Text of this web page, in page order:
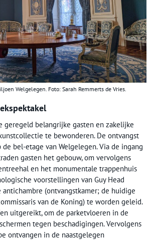
Welgelegen. Foto: Sarah Remmerts de Vries.
geregeld belangrijke gasten en zakelijke
te bewonderen. De ontvangst
bel-etage van Welgelegen. Via de ingang
gasten het gebouw, om vervolgens
en het monumentale trappenhuis
voorstellingen van Guy Head
antichambre (ontvangstkamer; de huidige
van de Koning) te worden geleid.
uitgereikt, om de parketvloeren in de
tegen beschadigingen. Vervolgens
ontvangen in de naastgelegen